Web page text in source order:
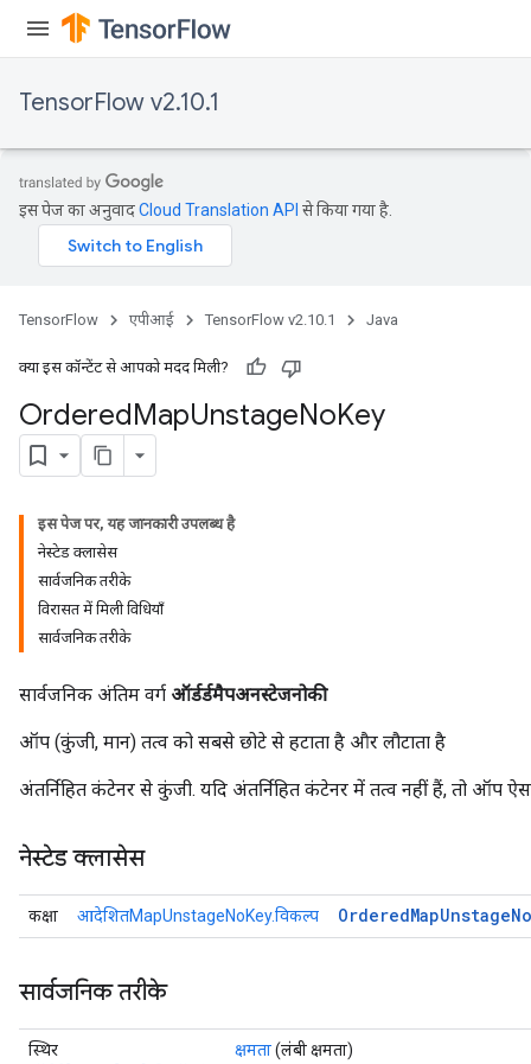
TensorFlow v2.10.1
इस पेज का अनुवादCloud Translation API से किया गया है.
TensorFlow एपीआई TensorFlow v2.10.1 Java
क्या इस कॉन्टेंट से आपको मदद मिली?
OrderedMapUnstageNoKey
इस पेज पर, यह जानकारी उपलब्ध है
नेस्टेड क्लासेस
सार्वजनिक तरीके
विरासत में मिली विधियाँ
सार्वजनिक तरीके
सार्वजनिक अंतिम वर्ग ऑर्डर्डमैपअनस्टेजनोकी
ऑप (कुंजी, मान) तत्व को सबसे छोटे से हटाता है और लौटाता है
अंतर्निहित कंटेनर से कुंजी. यदि अंतर्निहित कंटेनर में तत्व नहीं हैं, तो ऑप
नेस्टेड क्लासेस
कक्षा आदेशितMapUnstageNoKey.विकल्प OrderedMapUnstageNo
सार्वजनिक तरीके
स्थिर
क्षमता(लंबी क्षमता)